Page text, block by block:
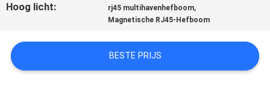
Hoog licht: rj45 multihavenhefboom,
Magnetische RJ45-Hefboom
BESTE PRIJS